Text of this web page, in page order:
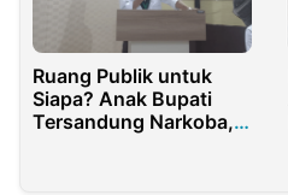
Ruang Publik untuk
Siapa? Anak Bupati
Tersandung Narkoba,